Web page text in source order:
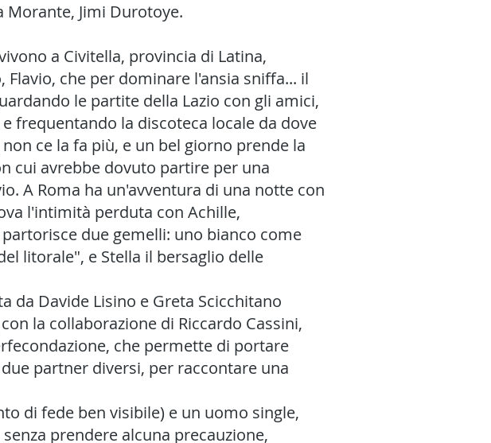
Morante, Jimi Durotoye.
a Civitella, provincia di Latina,
che per dominare l'ansia sniffa... il
le partite della Lazio con gli amici,
frequentando la discoteca locale da dove
ce la fa più, e un bel giorno prende la
cui avrebbe dovuto partire per una
A Roma ha un'avventura di una notte con
l'intimità perduta con Achille,
due gemelli: uno bianco come
litorale", e Stella il bersaglio delle
da Davide Lisino e Greta Scicchitano
la collaborazione di Riccardo Cassini,
che permette di portare
partner diversi, per raccontare una
di fede ben visibile) e un uomo single,
prendere alcuna precauzione,